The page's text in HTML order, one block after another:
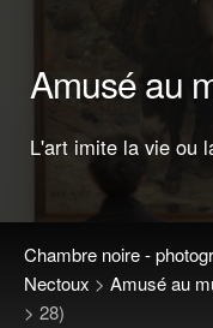
Amusé au
L'art imite la vie ou
Chambre noire -
Nectoux > Amusé au
> 28)